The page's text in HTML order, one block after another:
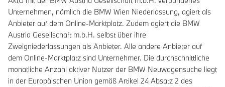
Unternehmen, nämlich die BMW Wien Niederlassung, agiert als
Anbieter auf dem Online-Marktplatz. Zudem agiert die BMW
Austria Gesellschaft m.b.H. selbst über ihre
Zweigniederlassungen als Anbieter. Alle andere Anbieter auf
dem Online-Marktplatz sind Unternehmer. Die durchschnittliche
monatliche Anzahl aktiver Nutzer der BMW Neuwagensuche liegt
in der Europäischen Union gemäß Artikel 24 Absatz 2 des